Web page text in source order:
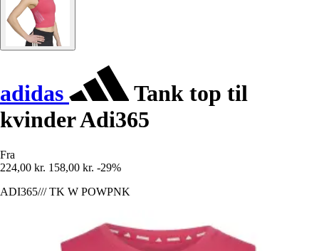
adidas
Tank top til
kvinder Adi365
Fra
224,00 kr. 158,00 kr. -29%
ADI365/// TK W POWPNK